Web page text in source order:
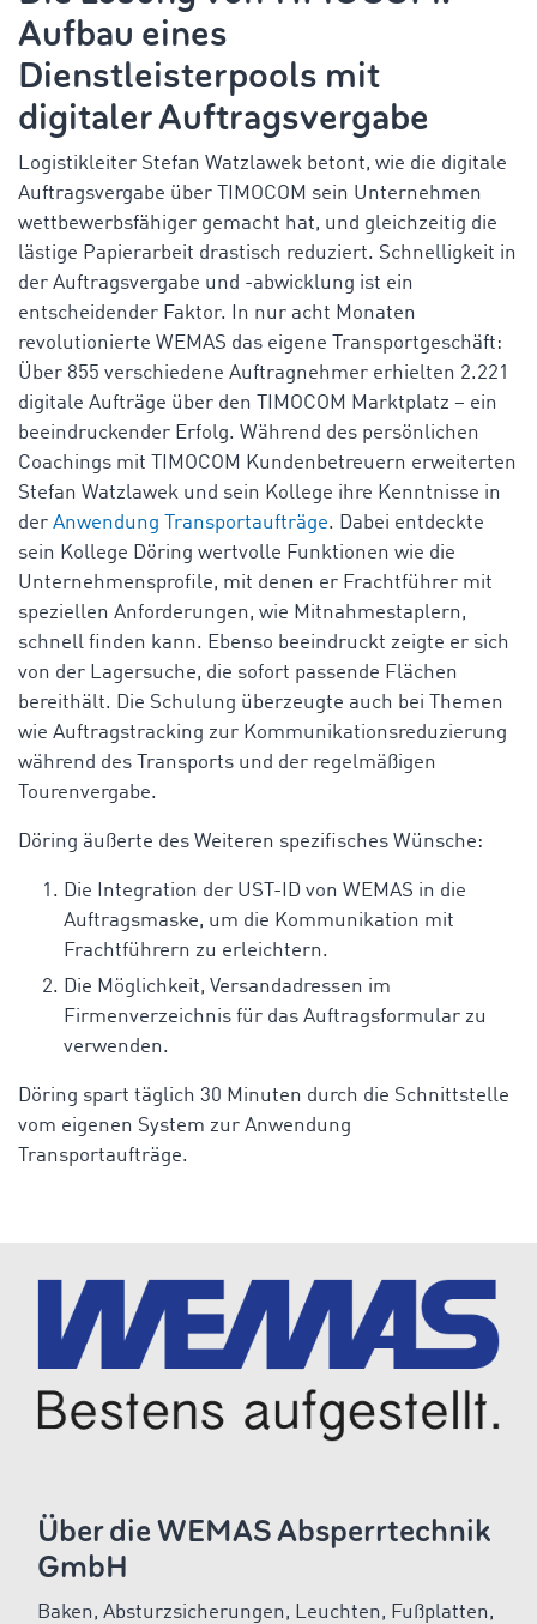
Aufbau eines
Dienstleisterpools mit
digitaler Auftragsvergabe
Logistikleiter Stefan Watzlawek betont, wie die digitale
Auftragsvergabe über TIMOCOM sein Unternehmen
wettbewerbsfähiger gemacht hat, und gleichzeitig die
lästige Papierarbeit drastisch reduziert. Schnelligkeit in
der Auftragsvergabe und -abwicklung ist ein
entscheidender Faktor. In nur acht Monaten
revolutionierte WEMAS das eigene Transportgeschäft:
Über 855 verschiedene Auftragnehmer erhielten 2.221
digitale Aufträge über den TIMOCOM Marktplatz – ein
beeindruckender Erfolg. Während des persönlichen
Coachings mit TIMOCOM Kundenbetreuern erweiterten
Stefan Watzlawek und sein Kollege ihre Kenntnisse in
der Anwendung Transportaufträge. Dabei entdeckte
sein Kollege Döring wertvolle Funktionen wie die
Unternehmensprofile, mit denen er Frachtführer mit
speziellen Anforderungen, wie Mitnahmestaplern,
schnell finden kann. Ebenso beeindruckt zeigte er sich
von der Lagersuche, die sofort passende Flächen
bereithält. Die Schulung überzeugte auch bei Themen
wie Auftragstracking zur Kommunikationsreduzierung
während des Transports und der regelmäßigen
Tourenvergabe.
Döring äußerte des Weiteren spezifisches Wünsche:
Die Integration der UST-ID von WEMAS in die
Auftragsmaske, um die Kommunikation mit
Frachtführern zu erleichtern.
Die Möglichkeit, Versandadressen im
Firmenverzeichnis für das Auftragsformular zu
verwenden.
Döring spart täglich 30 Minuten durch die Schnittstelle
vom eigenen System zur Anwendung
Transportaufträge.
Über die WEMAS Absperrtechnik
GmbH
Baken, Absturzsicherungen, Leuchten, Fußplatten,